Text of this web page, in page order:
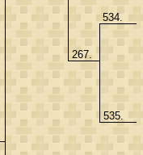
267.
534.
535.